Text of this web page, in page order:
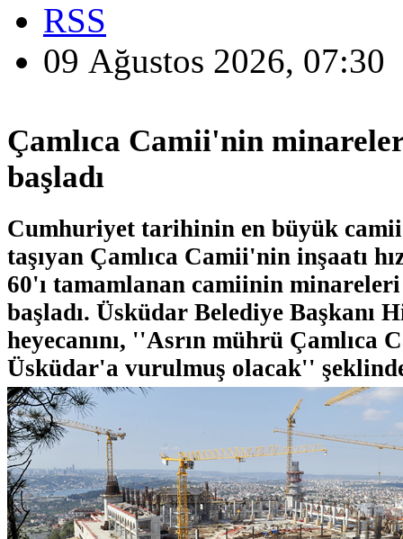
RSS
09 Ağustos 2026, 07:30
Çamlıca Camii'nin
başladı
Cumhuriyet tarihinin en büyük
taşıyan Çamlıca Camii'nin inşaatı
60'ı tamamlanan camiinin
başladı. Üsküdar Belediye Başkanı
heyecanını, ''Asrın mührü Çamlıca
Üsküdar'a vurulmuş olacak''